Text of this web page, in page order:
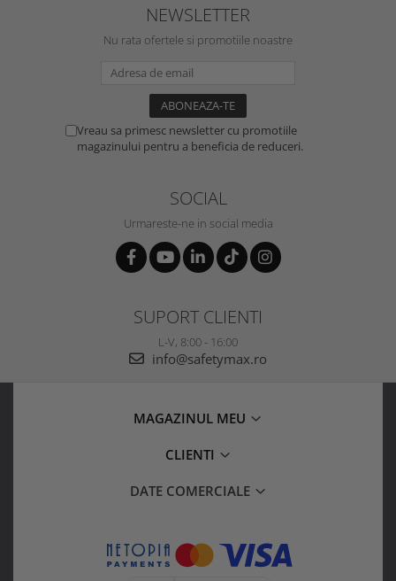
NEWSLETTER
Nu rata ofertele si promotiile noastre
Vreau sa primesc newsletter cu promotiile
magazinului pentru a beneficia de reduceri.
SOCIAL
Urmareste-ne in social media
SUPORT CLIENTI
L-V, 8:00 - 16:00
info@safetymax.ro
MAGAZINUL MEU
CLIENTI
DATE COMERCIALE